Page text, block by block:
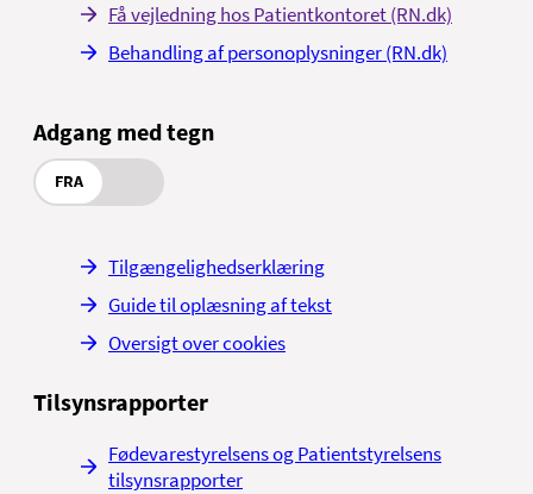
Få vejledning hos Patientkontoret (RN.dk)
Behandling af personoplysninger (RN.dk)
Adgang med tegn
FRA
Tilgængelighedserklæring
Guide til oplæsning af tekst
Oversigt over cookies
Tilsynsrapporter
Fødevarestyrelsens og Patientstyrelsens
tilsynsrapporter